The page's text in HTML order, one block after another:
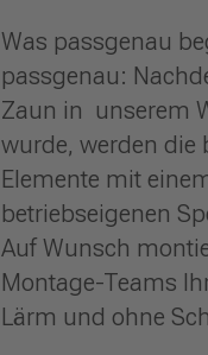
Was passgenau
passgenau:
Zaun in unserem
wurde, werden die
Elemente mit
betriebseigenen
Auf Wunsch
Montage-Teams
Lärm und ohne